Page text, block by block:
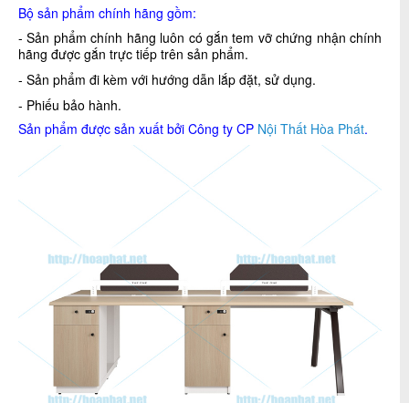
Bộ sản phẩm chính hãng gồm:
- Sản phẩm chính hãng luôn có gắn tem vỡ chứng nhận chính
hãng được gắn trực tiếp trên sản phẩm.
- Sản phẩm đi kèm với hướng dẫn lắp đặt, sử dụng.
- Phiếu bảo hành.
Sản phẩm được sản xuất bởi Công ty CP Nội Thất Hòa Phát.